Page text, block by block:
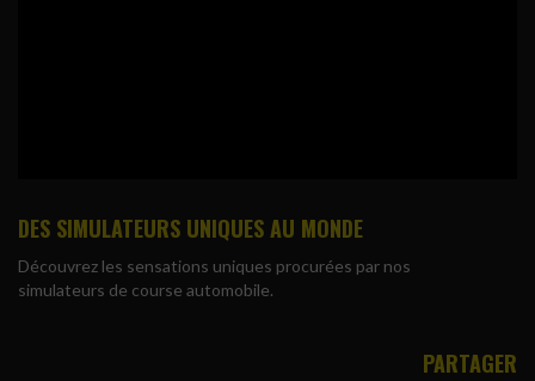
DES SIMULATEURS UNIQUES AU MONDE
Découvrez les sensations uniques procurées par nos
simulateurs de course automobile.
PARTAGER